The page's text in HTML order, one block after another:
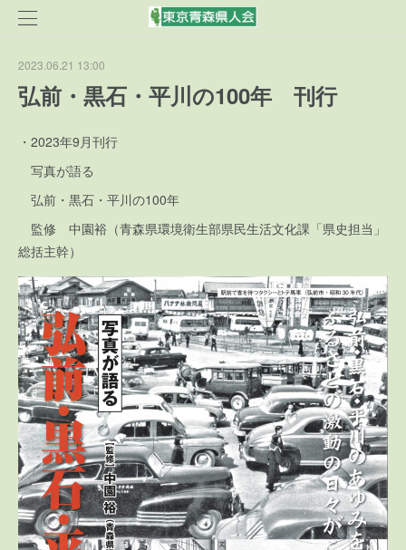
2023.06.21 13:00
弘前・黒石・平川の100年 刊行
・2023年9月刊行
写真が語る
弘前・黒石・平川の100年
監修 中園裕（青森県環境衛生部県民生活文化課「県史担当」
総括主幹）